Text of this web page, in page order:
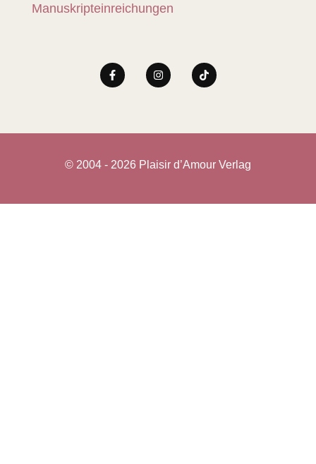
Manuskripteinreichungen
© 2004 - 2026 Plaisir d’Amour Verlag